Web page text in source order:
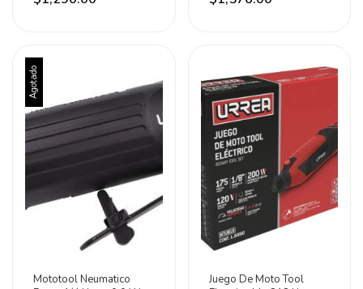
Agotado
Mototool Neumatico
Juego De Moto Tool